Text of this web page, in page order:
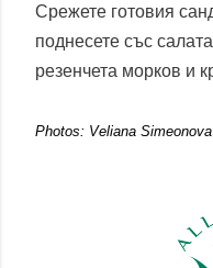
Срежете готовия
поднесете със
резенчета морков и
Photos: Veliana Simeonova